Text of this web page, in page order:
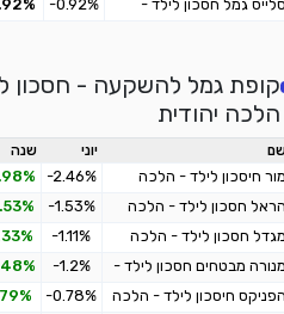
מוגבר
סלייס גמל חסכון לילד -
-0.92%
קופת גמל להשקעה - חסכון
הלכה יהודית
יוני שנה
מור חיסכון לילד - הלכה -2.46%
הראל חסכון לילד - הלכה
-1.53%
מגדל חסכון לילד - הלכה
-1.11%
מנורה מבטחים חסכון לילד -
-1.2%
הפניקס חיסכון לילד - הלכה
-0.78%